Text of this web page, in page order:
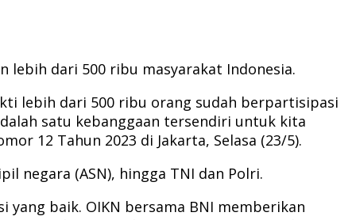
lebih dari 500 ribu masyarakat Indonesia.
lebih dari 500 ribu orang sudah berpartisipasi
satu kebanggaan tersendiri untuk kita
12 Tahun 2023 di Jakarta, Selasa (23/5).
negara (ASN), hingga TNI dan Polri.
baik. OIKN bersama BNI memberikan